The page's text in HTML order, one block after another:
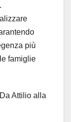
più
famiglie
Attilio alla